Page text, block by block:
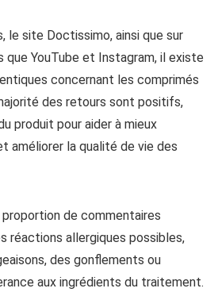
le site Doctissimo, ainsi que sur
YouTube et Instagram, il existe
concernant les comprimés
des retours sont positifs,
produit pour aider à mieux
améliorer la qualité de vie des
de commentaires
réactions allergiques possibles,
des gonflements ou
aux ingrédients du traitement.